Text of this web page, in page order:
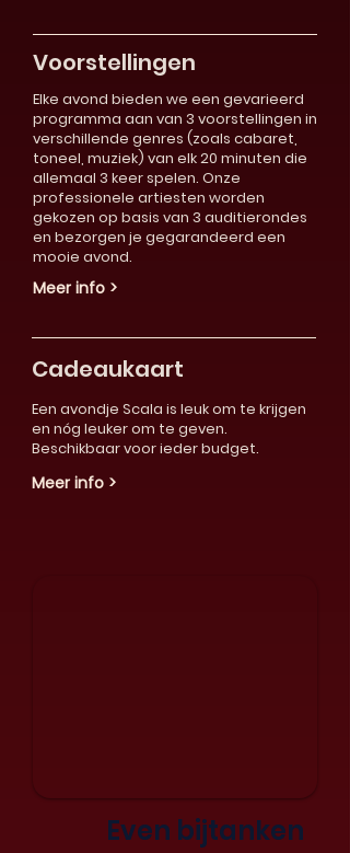
Voorstellingen
Elke avond bieden we een gevarieerd
programma aan van 3 voorstellingen in
verschillende genres (zoals cabaret,
toneel, muziek) van elk 20 minuten die
allemaal 3 keer spelen. Onze
professionele artiesten worden
gekozen op basis van 3 auditierondes
en bezorgen je gegarandeerd een
mooie avond.
Meer info >
Cadeaukaart
Een avondje Scala is leuk om te krijgen
en nóg leuker om te geven.
Beschikbaar voor ieder budget.
Meer info >
Even bijtanken